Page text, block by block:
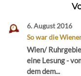
6. August 2016
So war die
Wien/
eine Lesung -
dem dem...